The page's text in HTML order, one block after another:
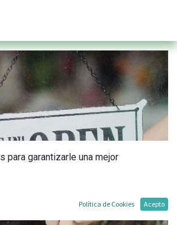
para garantizarle una mejor
Política de Cookies Acepto